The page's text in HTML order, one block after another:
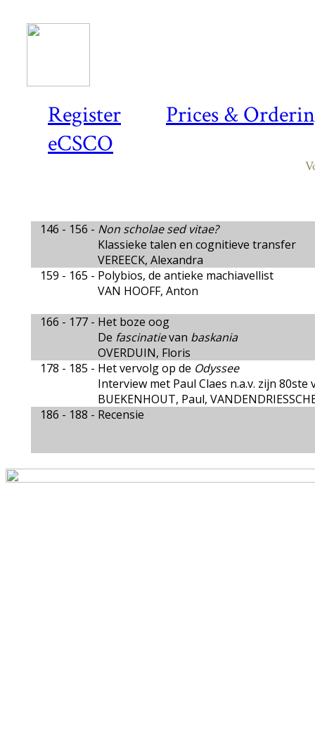
Register
Prices &
eCSCO
146 - 156 - Non scholae sed vitae?
Klassieke talen en cognitieve transfer
VEREECK, Alexandra
159 - 165 - Polybios, de antieke machiavellist
VAN HOOFF, Anton
166 - 177 - Het boze oog
De fascinatievan baskania
OVERDUIN, Floris
178 - 185 - Het vervolg op de Odyssee
Interview met Paul Claes n.a.v. zijn 80ste
BUEKENHOUT, Paul,
186 - 188 - Recensie